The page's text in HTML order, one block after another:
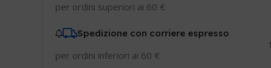
per ordini superiori ai 60 €
Spedizione con corriere espresso
per ordini inferiori ai 60 €